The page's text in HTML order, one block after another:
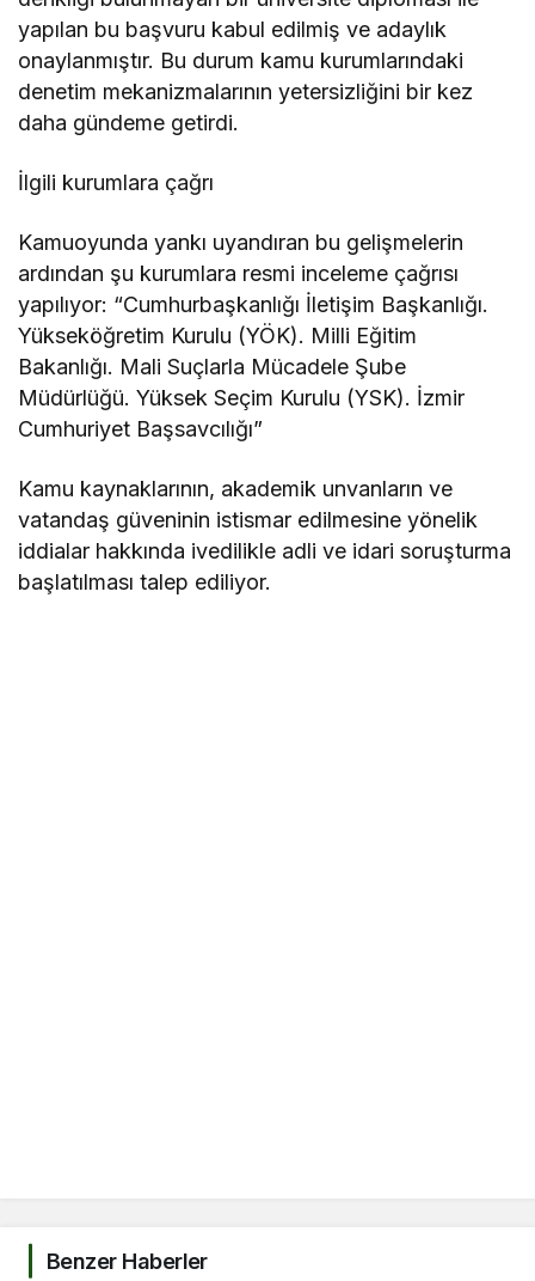
yapılan bu başvuru kabul edilmiş ve adaylık
onaylanmıştır. Bu durum kamu kurumlarındaki
denetim mekanizmalarının yetersizliğini bir kez
daha gündeme getirdi.
İlgili kurumlara çağrı
Kamuoyunda yankı uyandıran bu gelişmelerin
ardından şu kurumlara resmi inceleme çağrısı
yapılıyor: “Cumhurbaşkanlığı İletişim Başkanlığı.
Yükseköğretim Kurulu (YÖK). Milli Eğitim
Bakanlığı. Mali Suçlarla Mücadele Şube
Müdürlüğü. Yüksek Seçim Kurulu (YSK). İzmir
Cumhuriyet Başsavcılığı”
Kamu kaynaklarının, akademik unvanların ve
vatandaş güveninin istismar edilmesine yönelik
iddialar hakkında ivedilikle adli ve idari soruşturma
başlatılması talep ediliyor.
Benzer Haberler